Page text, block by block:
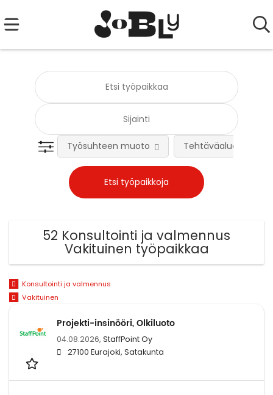
Työsuhteen muoto Tehtäväalue
52 Konsultointi ja valmennus
Vakituinen työpaikkaa
Konsultointi ja valmennus
Vakituinen
Projekti-insinööri, Olkiluoto
04.08.2026, StaffPoint Oy
27100 Eurajoki, Satakunta